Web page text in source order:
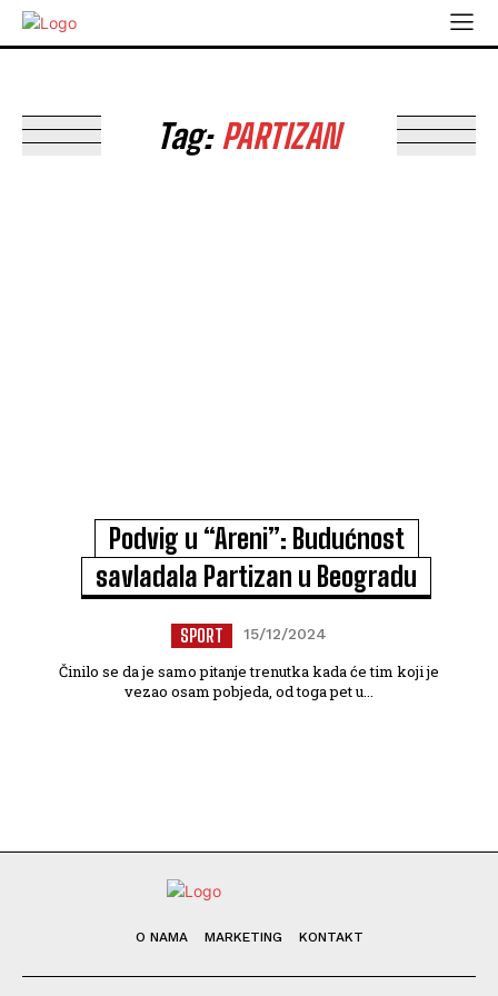
Tag: PARTIZAN
Podvig u “Areni”: Budućnost
savladala Partizan u Beogradu
SPORT 15/12/2024
Činilo se da je samo pitanje trenutka kada će tim koji je
vezao osam pobjeda, od toga pet u...
O NAMA MARKETING KONTAKT